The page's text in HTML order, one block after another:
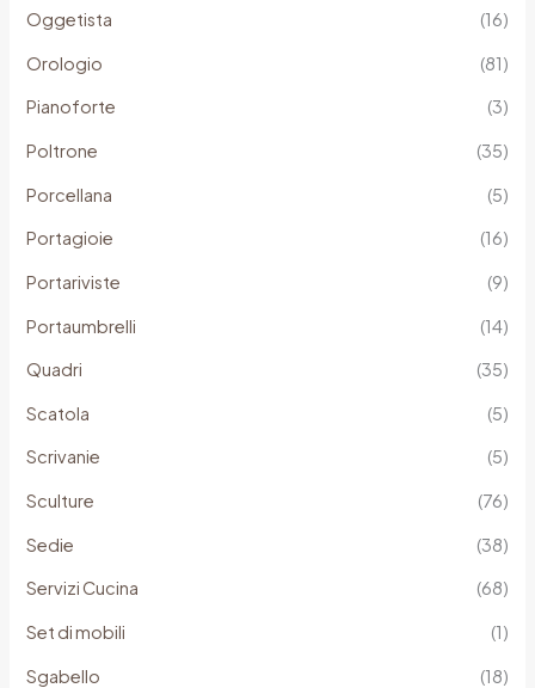
Oggetista (16)
Orologio (81)
Pianoforte (3)
Poltrone (35)
Porcellana (5)
Portagioie (16)
Portariviste (9)
Portaumbrelli (14)
Quadri (35)
Scatola (5)
Scrivanie (5)
Sculture (76)
Sedie (38)
Servizi Cucina (68)
Set di mobili (1)
Sgabello (18)